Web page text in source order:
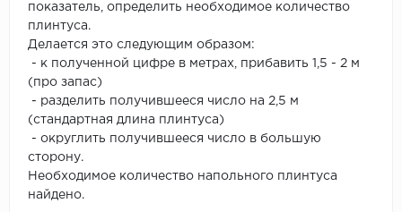
показатель, определить необходимое количество
плинтуса.
Делается это следующим образом:
- к полученной цифре в метрах, прибавить 1,5 - 2 м
(про запас)
- разделить получившееся число на 2,5 м
(стандартная длина плинтуса)
- округлить получившееся число в большую
сторону.
Необходимое количество напольного плинтуса
найдено.